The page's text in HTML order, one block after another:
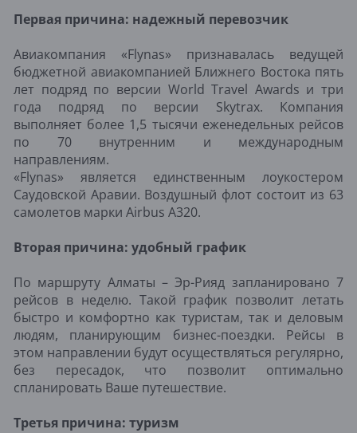
Первая причина: надежный перевозчик
Авиакомпания «Flynas» признавалась ведущей
бюджетной авиакомпанией Ближнего Востока пять
лет подряд по версии World Travel Awards и три
года подряд по версии Skytrax. Компания
выполняет более 1,5 тысячи еженедельных рейсов
по 70 внутренним и международным
направлениям.
«Flynas» является единственным лоукостером
Саудовской Аравии. Воздушный флот состоит из 63
самолетов марки Airbus A320.
Вторая причина: удобный график
По маршруту Алматы – Эр-Рияд запланировано 7
рейсов в неделю. Такой график позволит летать
быстро и комфортно как туристам, так и деловым
людям, планирующим бизнес-поездки. Рейсы в
этом направлении будут осуществляться регулярно,
без пересадок, что позволит оптимально
спланировать Ваше путешествие.
Третья причина: туризм